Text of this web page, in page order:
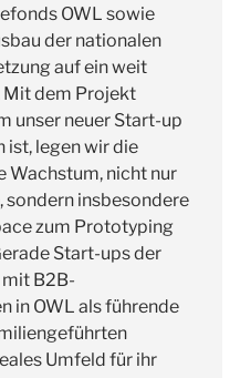
OWL sowie
der nationalen
auf ein weit
Mit dem Projekt
unser neuer Start-up
ist, legen wir die
Wachstum, nicht nur
sondern insbesondere
zum Prototyping
Start-ups der
B2B-
in OWL als führende
Umfeld für ihr